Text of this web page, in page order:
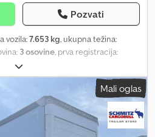
Pozvati
vozila:7.653 kg, ukupna težina:
3 osovine , prva registracija:
prostora:2.830 mm,
vazduh,
, boja:plava, Godina proizvodnje:
zadnji podizač
, Tara: 7.653 kg,
kg, obezbeđenje tereta sa
Mali oglas